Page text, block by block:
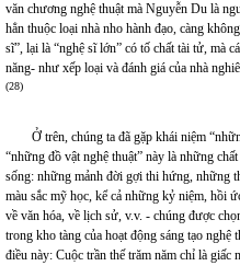
văn chương nghệ thuật mà Nguyễn Du là
hẳn thuộc loại nhà nho hành đạo, càng
sĩ”, lại là “nghệ sĩ lớn” có tố chất tài tử, mà
năng- như xếp loại và đánh giá của nhà
(28)
Ở trên, chúng ta đã gặp khái niệm
“những đồ vật nghệ thuật” này là những
sống: những mảnh đời gợi thi hứng, những
màu sắc mỹ học, kể cả những kỷ niệm, hồi
về văn hóa, về lịch sử, v.v. - chúng được
trong kho tàng của hoạt động sáng tạo
điều này: Cuộc trần thế trăm năm chỉ là